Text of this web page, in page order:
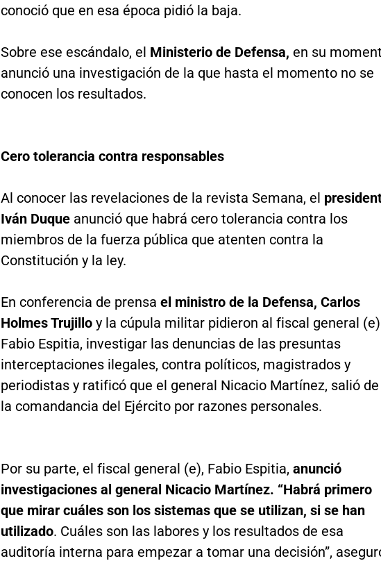
conoció que en esa época pidió la baja.
Sobre ese escándalo, el Ministerio de Defensa, en su
anunció una investigación de la que hasta el momento no se
conocen los resultados.
Cero tolerancia contra responsables
Al conocer las revelaciones de la revista Semana, el
Iván Duque anunció que habrá cero tolerancia contra los
miembros de la fuerza pública que atenten contra la
Constitución y la ley.
En conferencia de prensa el ministro de la Defensa, Carlos
Holmes Trujillo y la cúpula militar pidieron al fiscal general (e)
Fabio Espitia, investigar las denuncias de las presuntas
interceptaciones ilegales, contra políticos, magistrados y
periodistas y ratificó que el general Nicacio Martínez, salió de
la comandancia del Ejército por razones personales.
Por su parte, el fiscal general (e), Fabio Espitia, anunció
investigaciones al general Nicacio Martínez. “Habrá primero
que mirar cuáles son los sistemas que se utilizan, si se han
utilizado. Cuáles son las labores y los resultados de esa
auditoría interna para empezar a tomar una decisión”,